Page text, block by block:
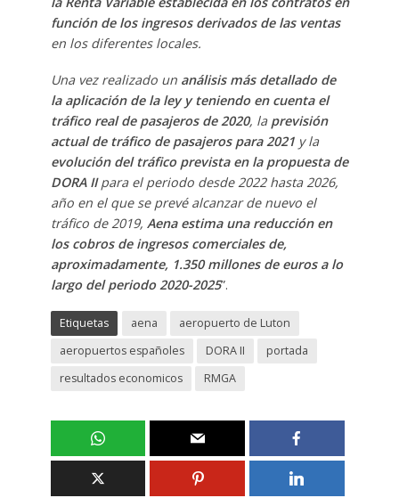
función de los ingresos derivados de las ventas
en los diferentes locales.
Una vez realizado un análisis más detallado de
la aplicación de la ley y teniendo en cuenta el
tráfico real de pasajeros de 2020, la previsión
actual de tráfico de pasajeros para 2021y la
evolución del tráfico prevista en la propuesta de
DORA IIpara el periodo desde 2022 hasta 2026,
año en el que se prevé alcanzar de nuevo el
tráfico de 2019, Aena estima una reducción en
los cobros de ingresos comerciales de,
aproximadamente, 1.350 millones de euros a lo
largo del periodo 2020-2025”.
Etiquetas aena
aeropuerto de Luton
aeropuertos españoles
DORA II
portada
resultados economicos
RMGA